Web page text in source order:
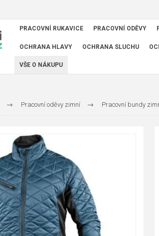
PRACOVNÍ RUKAVICE PRACOVNÍ ODĚVY
OCHRANA HLAVY OCHRANA SLUCHU
VŠE O NÁKUPU
Pracovní oděvy zimní Pracovní bundy